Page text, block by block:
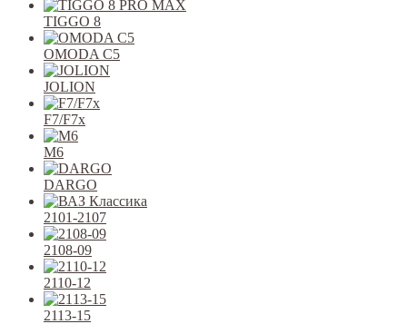
TIGGO 8
OMODA C5
JOLION
F7/F7x
M6
DARGO
2101-2107
2108-09
2110-12
2113-15